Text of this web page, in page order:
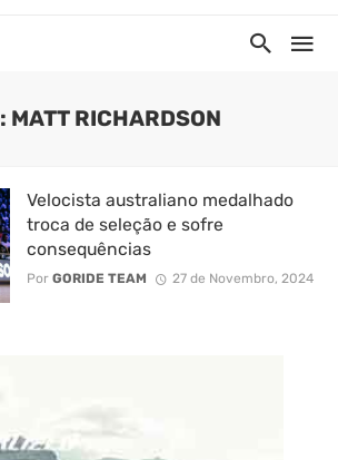
MATT RICHARDSON
Velocista australiano medalhado
troca de seleção e sofre
consequências
Por GORIDE TEAM 27 de Novembro, 2024